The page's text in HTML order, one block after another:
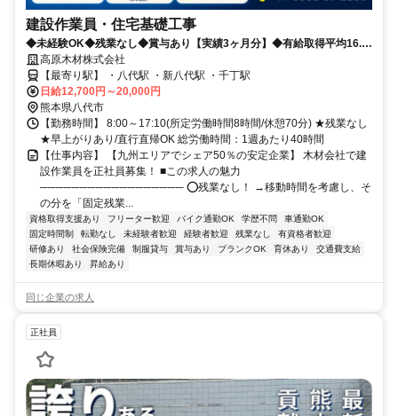
建設作業員・住宅基礎工事
◆未経験OK◆残業なし◆賞与あり【実績3ヶ月分】◆有給取得平均16.6
日 高原木材株式会社
【最寄り駅】 ・八代駅 ・新八代駅 ・千丁駅
日給12,700円～20,000円
熊本県八代市
【勤務時間】 8:00～17:10(所定労働時間8時間/休憩70分) ★残業なし
★早上がりあり/直行直帰OK 総労働時間：1週あたり40時間
【仕事内容】 【九州エリアでシェア50％の安定企業】 木材会社で建
設作業員を正社員募集！ ■この求人の魅力
────────────────── ⭕残業なし！ →移動時間を考慮し、そ
の分を「固定残業...
資格取得支援あり フリーター歓迎 バイク通勤OK 学歴不問
車通勤OK
固定時間制
転勤なし 未経験者歓迎 経験者歓迎 残業なし
有資格者歓迎
研修あり
社会保険完備 制服貸与 賞与あり ブランクOK 育休あり
交通費支給
長期休暇あり
昇給あり
同じ企業の求人
正社員